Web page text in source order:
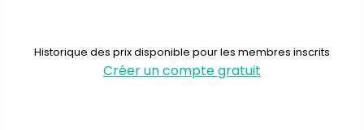
Historique des prix disponible pour les membres inscrits
Créer un compte gratuit